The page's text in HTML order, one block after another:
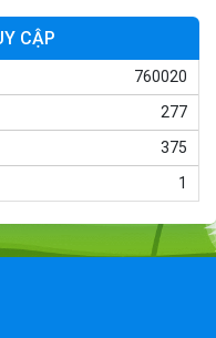
cảnh sát J2988
CẬP
760020
277
375
1